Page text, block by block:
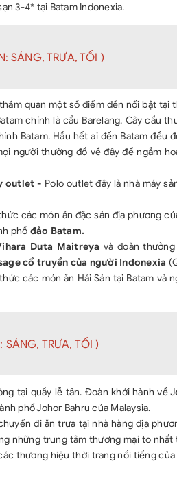
3-4* tại Batam Indonexia.
SÁNG, TRƯA, TỐI )
quan một số điểm đến nổi bật tại
chính là cầu Barelang. Cây cầu
Batam. Hầu hết ai đến Batam đều
người thường đổ về đây để ngắm
outlet - Polo outlet đây là nhà máy
các món ăn đặc sản địa phương
phố đảo Batam.
Duta Maitreya và đoàn
cổ truyền của người Indonexia
các món ăn Hải Sản tại Batam và
SÁNG, TRƯA, TỐI )
tại quầy lễ tân. Đoàn khởi hành về J
phố Johor Bahru của Malaysia.
đi ăn trưa tại nhà hàng địa
những trung tâm thương mại to nhất
thương hiệu thời trang nổi tiếng